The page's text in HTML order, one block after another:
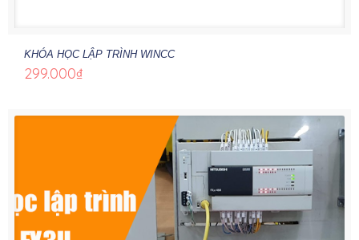
KHÓA HỌC LẬP TRÌNH WINCC
299.000₫